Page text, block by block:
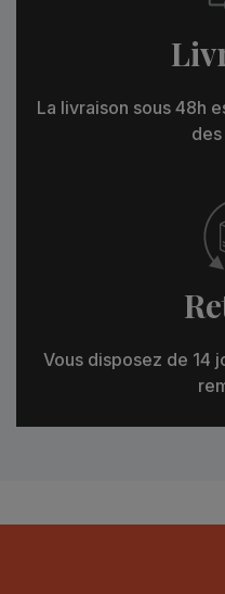
La livraison sous 48h
Vous disposez de 14